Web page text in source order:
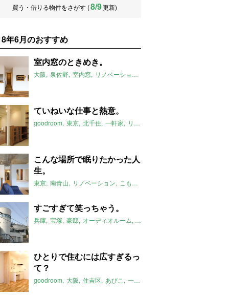
買う・借りる物件をさがす (8/9更新)
年6月のおすすめ
室内窓のときめき。
大阪 泉佐野 室内窓 リノベーション
ていねいな仕事と熱意。
goodroom 東京 北千住 一軒家 リノベーション
こんな場所で眠りたかった人
生。
東京 南青山 リノベーション こもり場
すごすぎて笑っちゃう。
兵庫 宝塚 豪邸 オーディオルーム 2018年6月のおすすめ
ひとりで住むには広すぎるっ
て？
goodroom 大阪 住吉区 あびこ 一人暮らし